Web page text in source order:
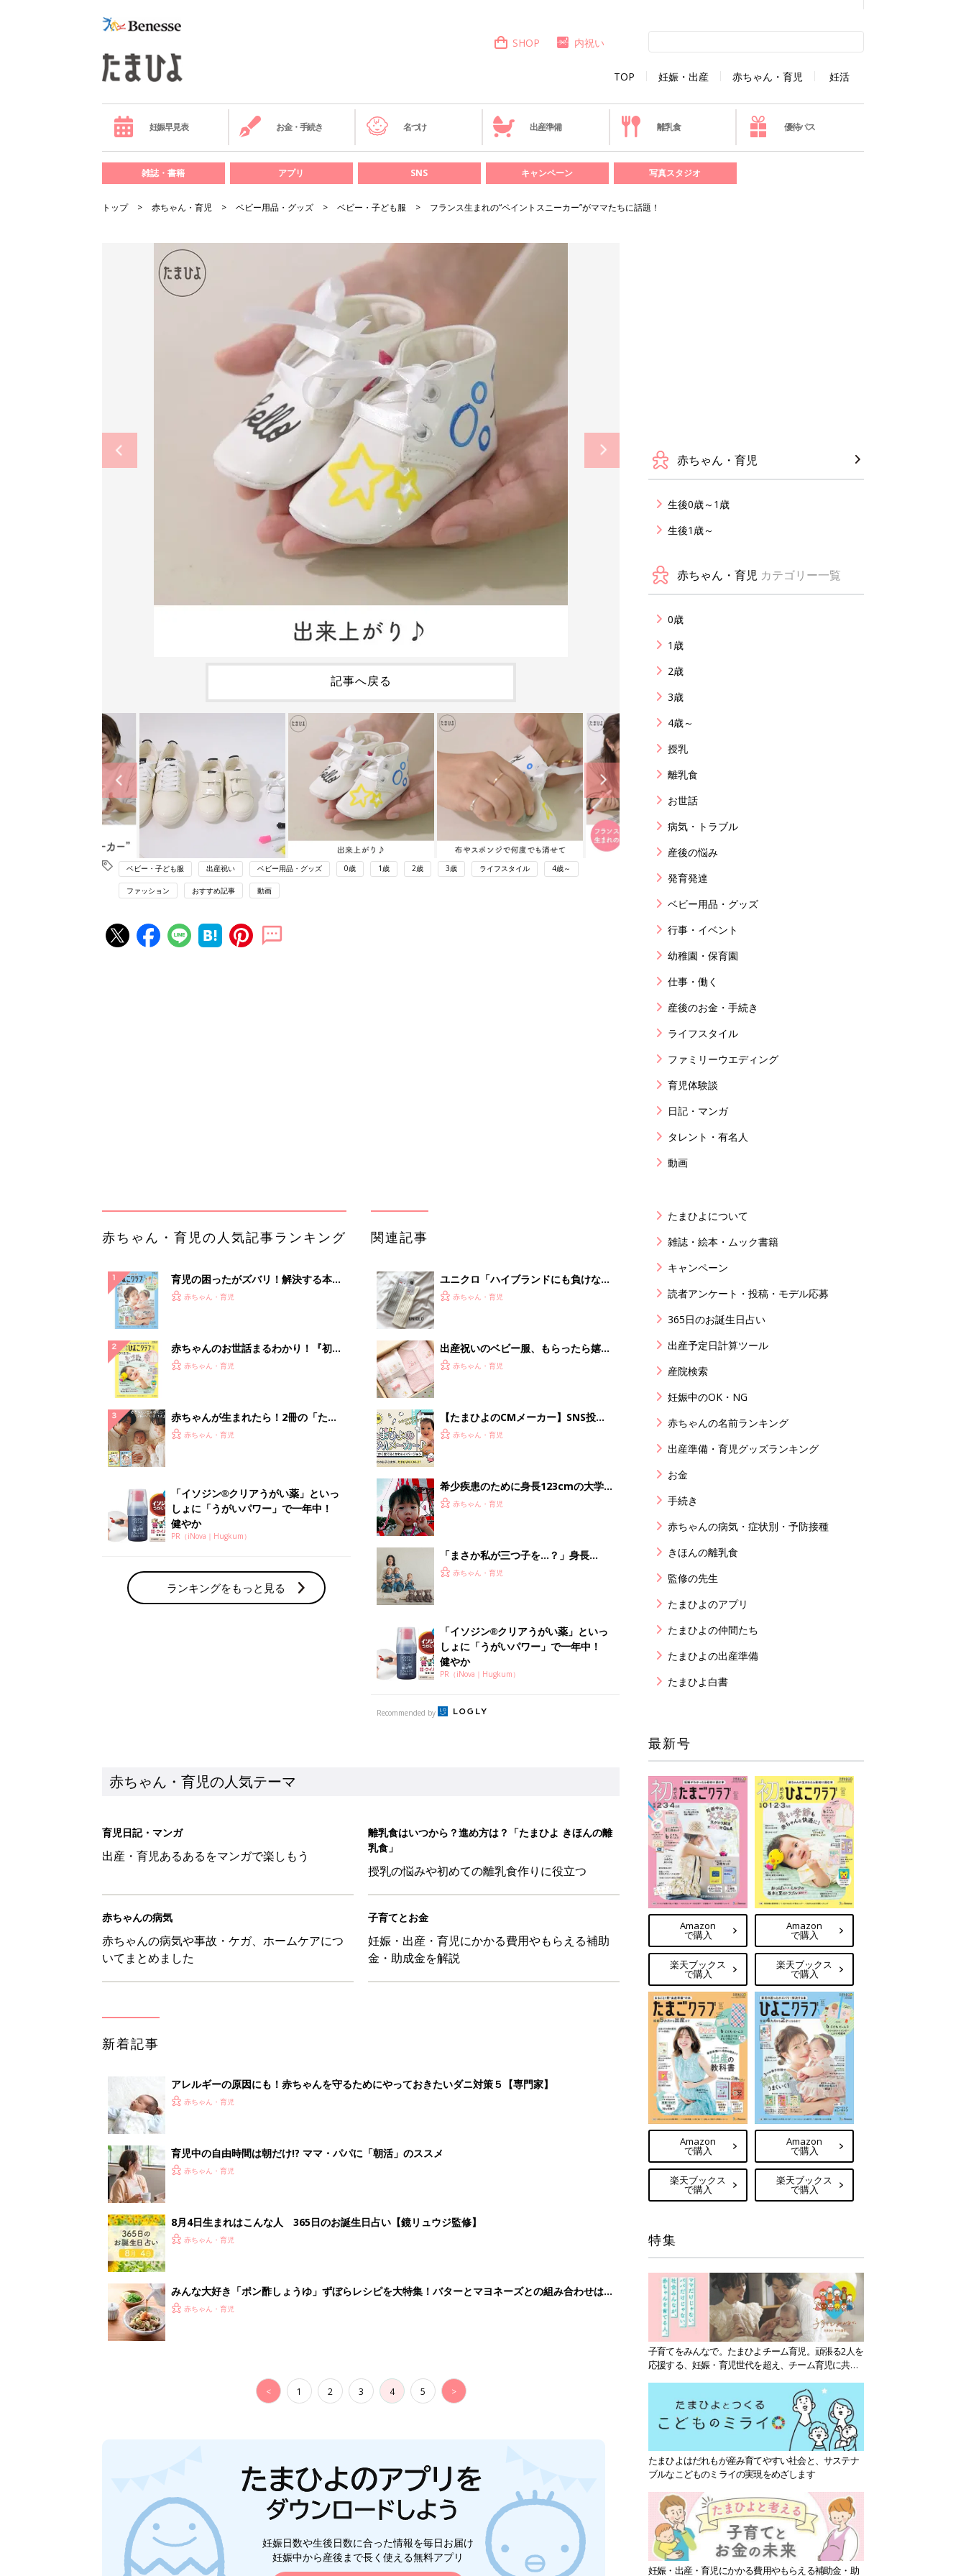
TOP 妊娠・出産 赤ちゃん・育児 妊活
SHOP 内祝い
妊娠早見表 お金・手続き 名づけ 出産準備 離乳食 優待パス
雑誌・書籍 アプリ SNS キャンペーン 写真スタジオ
トップ 赤ちゃん・育児 ベビー用品・グッズ ベビー・子ども服 フランス生まれの“ペイントスニーカー”がママたちに話題！
記事へ戻る
ベビー・子ども服 出産祝い ベビー用品・グッズ 0歳 1歳 2歳 3歳 ライフスタイル 4歳～
ファッション おすすめ記事 動画
しょに「うがいパワー」で一年中！
健やか
PR（iNova｜Hugkum）
ランキングをもっと見る
考えるポジティブさは母のおかげ【2
型コラーゲン異常症】
独な管理入院で子どもの命を守り抜い
た！【多胎インタビュー・前編】
しょに「うがいパワー」で一年中！
健やか
PR（iNova｜Hugkum）
赤ちゃん・育児の人気テーマ
育児日記・マンガ
離乳食はいつから？進め方は？「たまひよ きほんの離
授乳の悩みや初めての離乳食作りに役立つ
子育てとお金
妊娠・出産・育児にかかる費用やもらえる補助
金・助成金を解説
アレルギーの原因にも！赤ちゃんを守るためにやっておきたいダニ対策５【専門家】
赤ちゃん・育児
育児中の自由時間は朝だけ!? ママ・パパに「朝活」のススメ
赤ちゃん・育児
8月4日生まれはこんな人 365日のお誕生日占い【鏡リュウジ監修】
< 1 2 3 4 5
赤ちゃん・育児
生後0歳～1歳
生後1歳～
赤ちゃん・育児 カテゴリー一覧
0歳
1歳
2歳
3歳
4歳～
授乳
離乳食
お世話
病気・トラブル
産後の悩み
発育発達
ベビー用品・グッズ
行事・イベント
幼稚園・保育園
仕事・働く
産後のお金・手続き
ライフスタイル
ファミリーウエディング
育児体験談
日記・マンガ
タレント・有名人
動画
たまひよについて
雑誌・絵本・ムック書籍
キャンペーン
読者アンケート・投稿・モデル応募
365日のお誕生日占い
出産予定日計算ツール
産院検索
妊娠中のOK・NG
赤ちゃんの名前ランキング
出産準備・育児グッズランキング
お金
手続き
赤ちゃんの病気・症状別・予防接種
きほんの離乳食
監修の先生
たまひよのアプリ
たまひよの仲間たち
たまひよの出産準備
たまひよ白書
最新号
Amazon
で購入
楽天ブックス
で購入
Amazon
で購入
楽天ブックス
で購入
Amazon
で購入
楽天ブックス
で購入
Amazon
で購入
楽天ブックス
で購入
特集
子育てをみんなで。たまひよチーム育児。頑張る2人を
応援する、妊娠・育児世代を超え、チーム育児に共感
たまひよはだれもが産み育てやすい社会と、サステナ
ブルなこどものミライの実現をめざします
妊娠・出産・育児にかかる費用やもらえる補助金・助